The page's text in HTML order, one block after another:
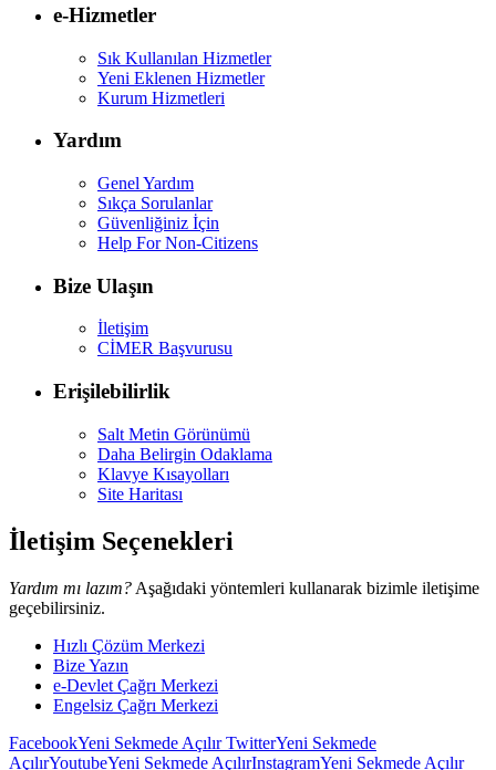
e-Hizmetler
Sık Kullanılan Hizmetler
Yeni Eklenen Hizmetler
Kurum Hizmetleri
Yardım
Genel Yardım
Sıkça Sorulanlar
Güvenliğiniz İçin
Help For Non-Citizens
Bize Ulaşın
İletişim
CİMER Başvurusu
Erişilebilirlik
Salt Metin Görünümü
Daha Belirgin Odaklama
Klavye Kısayolları
Site Haritası
İletişim Seçenekleri
Yardım mı lazım? Aşağıdaki yöntemleri kullanarak bizimle iletişime
geçebilirsiniz.
Hızlı Çözüm Merkezi
Bize Yazın
e-Devlet Çağrı Merkezi
Engelsiz Çağrı Merkezi
FacebookYeni Sekmede AçılırTwitterYeni Sekmede
AçılırYoutubeYeni Sekmede AçılırInstagramYeni Sekmede Açılır